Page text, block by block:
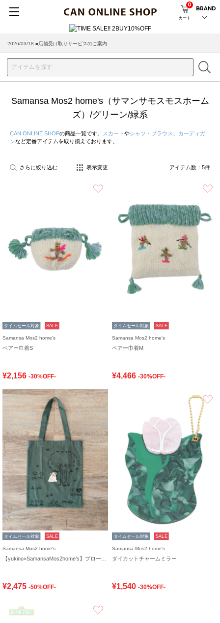
カート
0
BRAND
2026/03/18 ■店舗受け取りサービスのご案内
Samansa Mos2 home's（サマンサモスモスホーム
ズ）/グリーン/緑系
CAN ONLINE SHOPの商品一覧です。 スカート やシャツ・ブラウス
カーディガ
ンなど定番アイテムを取り揃えております。
さらに絞り込む 表示変更 アイテム数： 5件
タイムセール対象 SALE
Samansa Mos2 home's
ベアー巾着S
¥2,156 -30%OFF-
タイムセール対象 SALE
Samansa Mos2 home's
ベアー巾着M
¥4,466 -30%OFF-
お気に入り
タイムセール対象 SALE
Samansa Mos2 home's
¥2,475 -50%OFF-
タイムセール対象 SALE
Samansa Mos2 home's
ダイカットチャームミラー
¥1,540 -30%OFF-